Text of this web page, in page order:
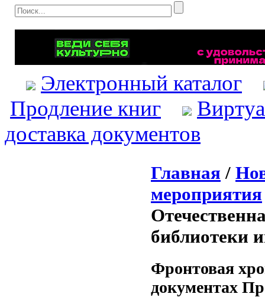
Электронный каталог
Продление книг
доставка документов
Главная /
мероприятия
библиотеки
Фронтовая
документах